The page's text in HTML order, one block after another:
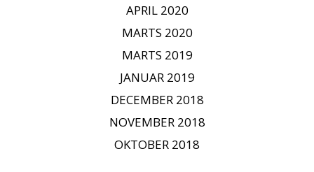
APRIL 2020
MARTS 2020
MARTS 2019
JANUAR 2019
DECEMBER 2018
NOVEMBER 2018
OKTOBER 2018